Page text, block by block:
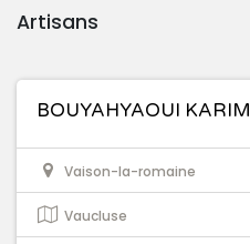
Artisans
BOUYAHYAOUI KARIM
Vaison-la-romaine
Vaucluse